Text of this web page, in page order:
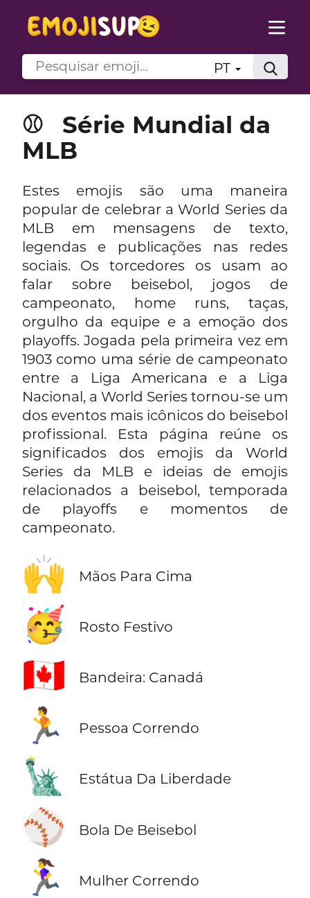
PT
⚾
Série Mundial da
MLB
Estes emojis são uma maneira
popular de celebrar a World Series da
MLB em mensagens de texto,
legendas e publicações nas redes
sociais. Os torcedores os usam ao
falar sobre beisebol, jogos de
campeonato, home runs, taças,
orgulho da equipe e a emoção dos
playoffs. Jogada pela primeira vez em
1903 como uma série de campeonato
entre a Liga Americana e a Liga
Nacional, a World Series tornou-se um
dos eventos mais icônicos do beisebol
profissional. Esta página reúne os
significados dos emojis da World
Series da MLB e ideias de emojis
relacionados a beisebol, temporada
de playoffs e momentos de
campeonato.
🙌 Mãos Para Cima
🥳 Rosto Festivo
🇨🇦 Bandeira: Canadá
🏃 Pessoa Correndo
🗽 Estátua Da Liberdade
⚾ Bola De Beisebol
🏃‍♀️ Mulher Correndo